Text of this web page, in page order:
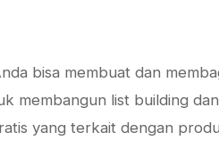
bisa membuat dan
membangun list building
yang terkait dengan